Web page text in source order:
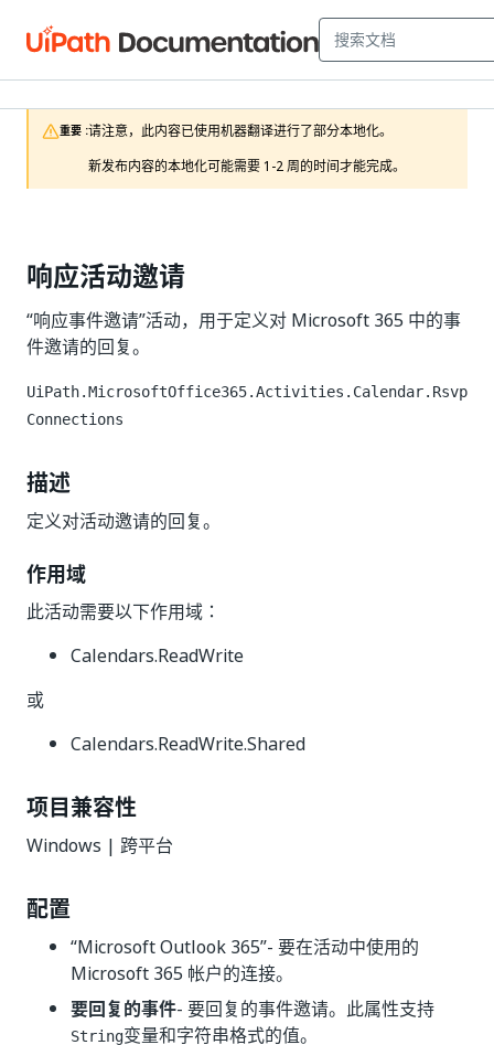
重要 :请注意，此内容已使用机器翻译进行了部分本地化。
新发布内容的本地化可能需要 1-2 周的时间才能完成。
响应活动邀请
“响应事件邀请”活动，用于定义对 Microsoft 365 中的事
件邀请的回复。
UiPath.MicrosoftOffice365.Activities.Calendar.Rsvp
Connections
描述
定义对活动邀请的回复。
作用域
此活动需要以下作用域：
Calendars.ReadWrite
或
Calendars.ReadWrite.Shared
项目兼容性
Windows | 跨平台
配置
“Microsoft Outlook 365”- 要在活动中使用的
Microsoft 365 帐户的连接。
要回复的事件- 要回复的事件邀请。此属性支持
String变量和字符串格式的值。